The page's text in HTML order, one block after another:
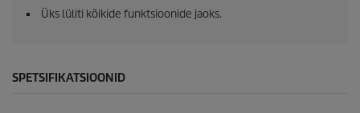
Üks lüliti kõikide funktsioonide jaoks.
SPETSIFIKATSIOONID